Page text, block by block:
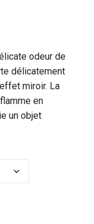
odeur de
délicatement
miroir. La
en
un objet